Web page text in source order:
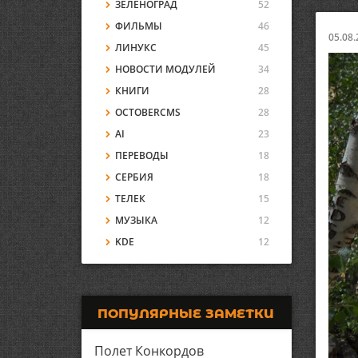
ЗЕЛЕНОГРАД
52
ФИЛЬМЫ
46
ЛИНУКС
45
НОВОСТИ МОДУЛЕЙ
34
КНИГИ
28
OCTOBERCMS
28
AI
23
ПЕРЕВОДЫ
18
СЕРБИЯ
18
ТЕЛЕК
15
МУЗЫКА
12
KDE
12
ПОПУЛЯРНЫЕ ЗАМЕТКИ
Полет Конкордов